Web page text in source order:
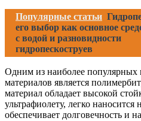
Популярные статьи
его выбор как основное
с водой и разновидности
гидропескоструев
Одним из наиболее популярных
материалов является
материал обладает высокой
ультрафиолету, легко наносится
обеспечивает долговечность и